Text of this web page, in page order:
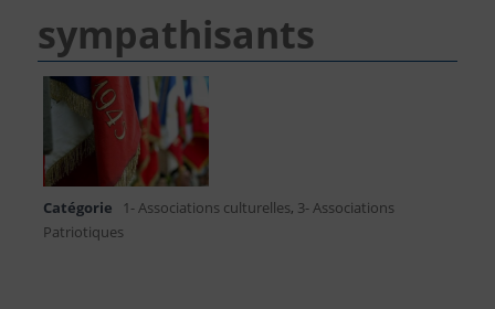
sympathisants
Catégorie 1- Associations culturelles, 3- Associations
Patriotiques